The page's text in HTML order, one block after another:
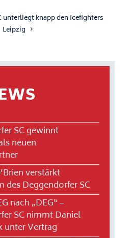
unterliegt knapp den Icefighters
Leipzig
SC gewinnt
neuen
verstärkt
des Deggendorfer SC
nach „DEG“ –
SC nimmt Daniel
unter Vertrag